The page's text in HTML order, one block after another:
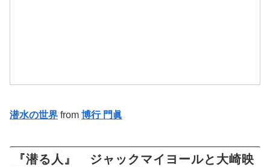
潜水の世界 from 博行 門眞
『潜る人』 ジャックマイヨールと大崎映